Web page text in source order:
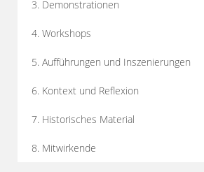
3. Demonstrationen
4. Workshops
5. Aufführungen und Inszenierungen
6. Kontext und Reflexion
7. Historisches Material
8. Mitwirkende